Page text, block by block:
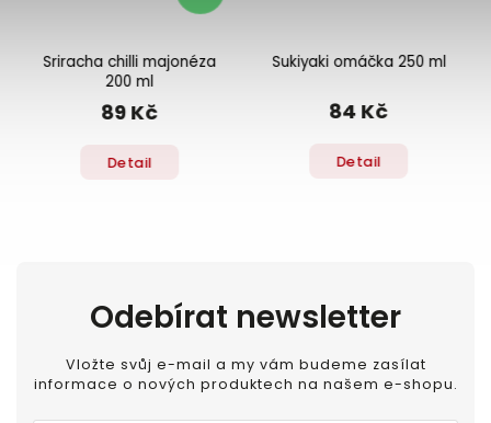
Sriracha chilli majonéza
200 ml
89 Kč
Detail
Sukiyaki omáčka 250 ml
84 Kč
Detail
Odebírat newsletter
Vložte svůj e-mail a my vám budeme zasílat
informace o nových produktech na našem e-shopu.